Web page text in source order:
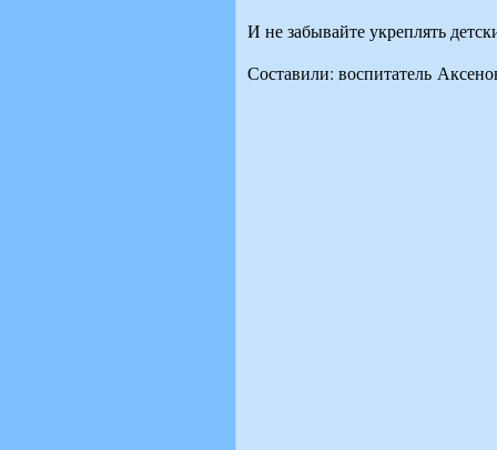
И не забывайте укреплять
Составили: воспитатель